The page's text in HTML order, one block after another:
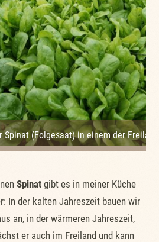
Spinat (Folgesaat) in einem der
Spinat gibt es in meiner Küche
In der kalten Jahreszeit bauen wir
an, in der wärmeren Jahreszeit,
er auch im Freiland und kann